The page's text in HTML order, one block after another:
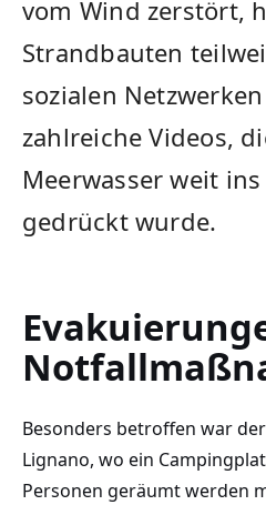
vom Wind zerstört,
Strandbauten
sozialen
zahlreiche Videos,
Meerwasser weit
gedrückt wurde.
Besonders betroffen war
Lignano, wo ein
Personen geräumt werden